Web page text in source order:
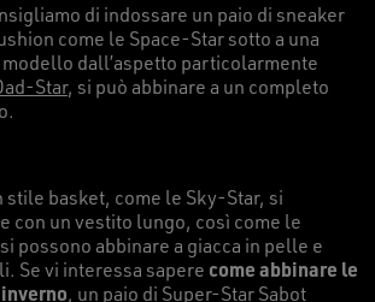
di indossare un paio di sneaker
come le Space-Star sotto a una
dall’aspetto particolarmente
Star, si può abbinare a un completo
stile basket, come le Sky-Star, si
con un vestito lungo, così come le
possono abbinare a giacca in pelle e
Se vi interessa sapere come abbinare le
, un paio di Super-Star Sabot